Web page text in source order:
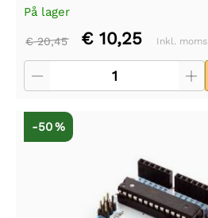
På lager
€ 20,45 € 10,25 Inkl. moms
-50 %